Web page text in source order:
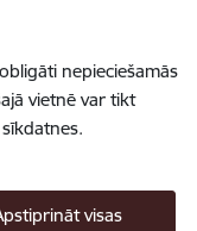
nepieciešamās
vietnē var tikt
visas